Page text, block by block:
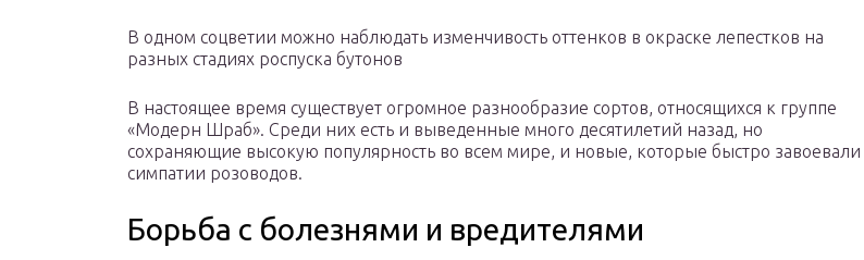
В одном соцветии можно наблюдать изменчивость оттенков в окраске лепестков на
разных стадиях роспуска бутонов
В настоящее время существует огромное разнообразие сортов, относящихся к группе
«Модерн Шраб». Среди них есть и выведенные много десятилетий назад, но
сохраняющие высокую популярность во всем мире, и новые, которые быстро завоевали
симпатии розоводов.
Борьба с болезнями и вредителями